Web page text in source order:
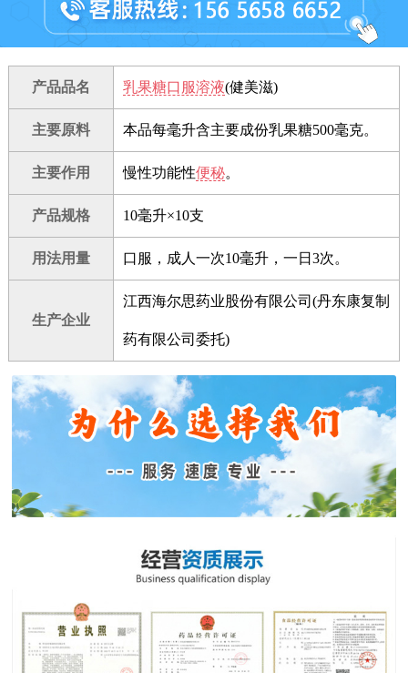
产品品名 乳果糖口服溶液(健美滋)
主要原料 本品每毫升含主要成份乳果糖500毫克。
主要作用 慢性功能性便秘。
产品规格 10毫升×10支
用法用量 口服，成人一次10毫升，一日3次。
生产企业
江西海尔思药业股份有限公司(丹东康复制
药有限公司委托)